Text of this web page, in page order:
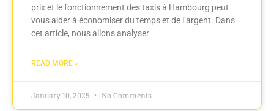
prix et le fonctionnement des taxis à Hambourg peut
vous aider à économiser du temps et de l’argent. Dans
cet article, nous allons analyser
READ MORE »
January 10, 2025 No Comments